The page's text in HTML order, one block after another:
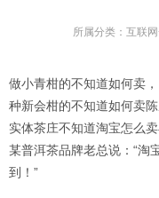
所属分类： 互联
做小青柑的不知道如何卖，
种新会柑的不知道如何卖陈
实体茶庄不知道淘宝怎么卖
某普洱茶品牌老总说：“淘
到！”